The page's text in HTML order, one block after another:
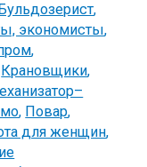
Бульдозерист,
экономисты,
,
Крановщики,
, Повар,
для женщин,